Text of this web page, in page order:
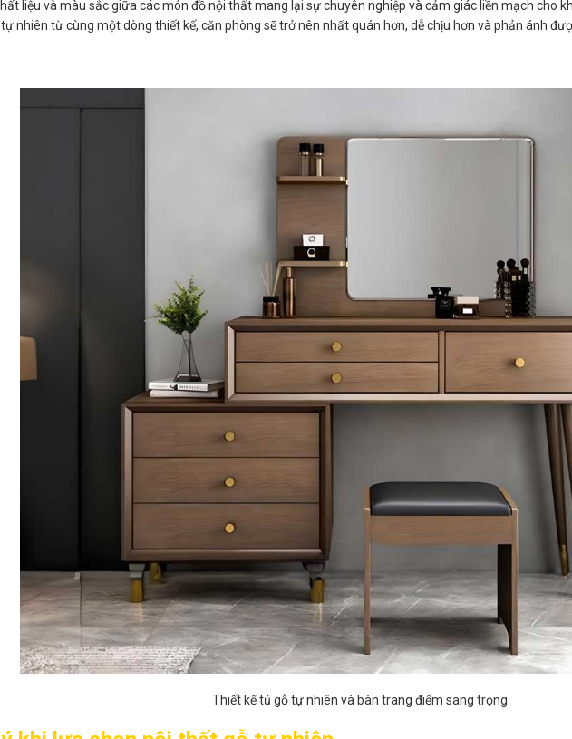
liệu và màu sắc giữa các món đồ nội thất mang lại sự chuyên nghiệp và cảm giác liền mạch cho
nhiên từ cùng một dòng thiết kế, căn phòng sẽ trở nên nhất quán hơn, dễ chịu hơn và phản ánh
Thiết kế tủ gỗ tự nhiên và bàn trang điểm sang trọng